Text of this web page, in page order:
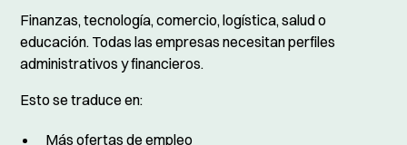
Finanzas, tecnología, comercio, logística, salud o
educación. Todas las empresas necesitan perfiles
administrativos y financieros.
Esto se traduce en:
Más ofertas de empleo